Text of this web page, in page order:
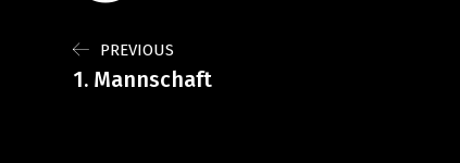
PREVIOUS
1. Mannschaft